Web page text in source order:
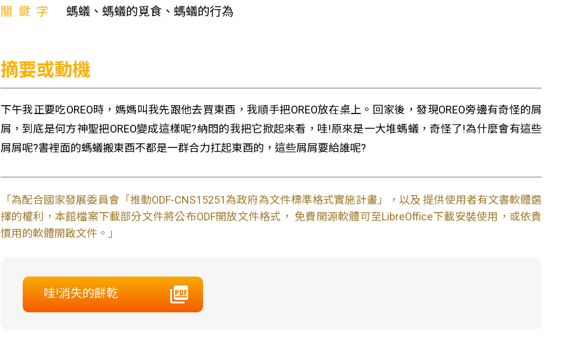
關鍵字
螞蟻、螞蟻的覓食、螞蟻的行為
摘要或動機
下午我正要吃OREO時，媽媽叫我先跟他去買東酉，我順手把OREO放在桌上。回家後，發現OREO旁邊有奇怪的屑
屑，到底是何方神聖把OREO變成這樣呢?納悶的我把它掀起來看，哇!原來是一大堆螞蟻，奇怪了!為什麼會有這些
屑屑呢?書裡面的螞蟻搬東酉不都是一群合力扛起東酉的，這些屑屑要給誰呢?
「為配合國家發展委員會「推動ODF-CNS15251為政府為文件標準格式實施計畫」，以及 提供使用者有文書軟體選
擇的權利，本館檔案下載部分文件將公布ODF開放文件格式， 免費開源軟體可至LibreOffice下載安裝使用，或依貴
慣用的軟體開啟文件。」
哇!消失的餅乾